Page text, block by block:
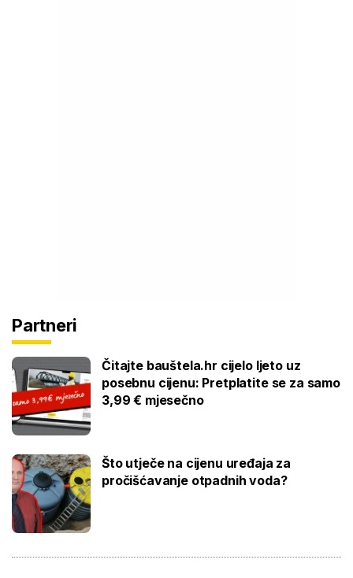
Partneri
Čitajte bauštela.hr cijelo ljeto uz
posebnu cijenu: Pretplatite se za samo
3,99 € mjesečno
Što utječe na cijenu uređaja za
pročišćavanje otpadnih voda?